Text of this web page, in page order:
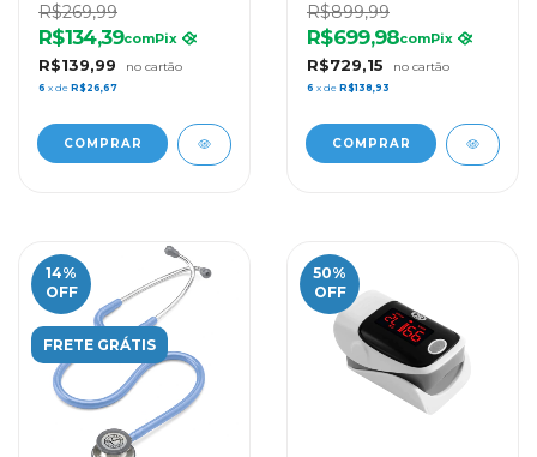
R$269,99
R$139,99
R$134,39comPix
6 x de R$26,67
R$899,99
R$729,15
R$699,98comPix
6 x de R$138,93
14%
OFF
FRETE GRÁTIS
50%
OFF